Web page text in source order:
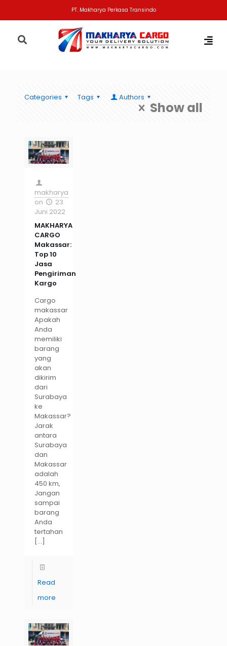
PT. Makharya Perkasa Transindo
Categories Tags Authors
Show all
makharya
on
23
Juni 2022
MAKHARYA
CARGO
Makassar:
Top 10
Jasa
Pengiriman
Kargo
Cargo
makassar
Apakah
Anda
memiliki
barang
yang
akan
dikirim
dari
Surabaya
ke
Makassar?
Jarak
antara
Surabaya
dan
Makassar
adalah
450 km,
Jangan
sampai
barang
Anda
tertahan
[…]
Read
more